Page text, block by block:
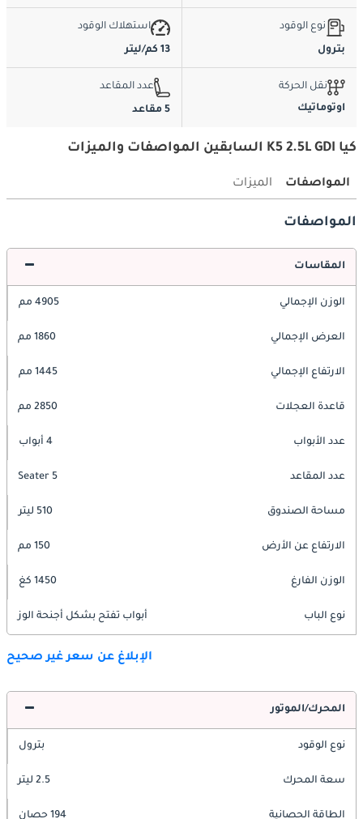
نوع الوقود
بترول
استهلاك الوقود
13 كم/ليتر
نقل الحركة
اوتوماتيك
عدد المقاعد
5 مقاعد
كيا K5 2.5L GDI السابقين المواصفات والميزات
المواصفات الميزات
المواصفات
المقاسات
الوزن الإجمالي 4905 مم
العرض الإجمالي 1860 مم
الارتفاع الإجمالي 1445 مم
قاعدة العجلات 2850 مم
عدد الأبواب 4 أبواب
عدد المقاعد 5 Seater
مساحة الصندوق 510 ليتر
الارتفاع عن الأرض 150 مم
الوزن الفارغ 1450 كغ
نوع الباب أبواب تفتح بشكل أجنحة الوز
الإبلاغ عن سعر غير صحيح
المحرك/الموتور
نوع الوقود بترول
سعة المحرك 2.5 ليتر
الطاقة الحصانية 194 حصان